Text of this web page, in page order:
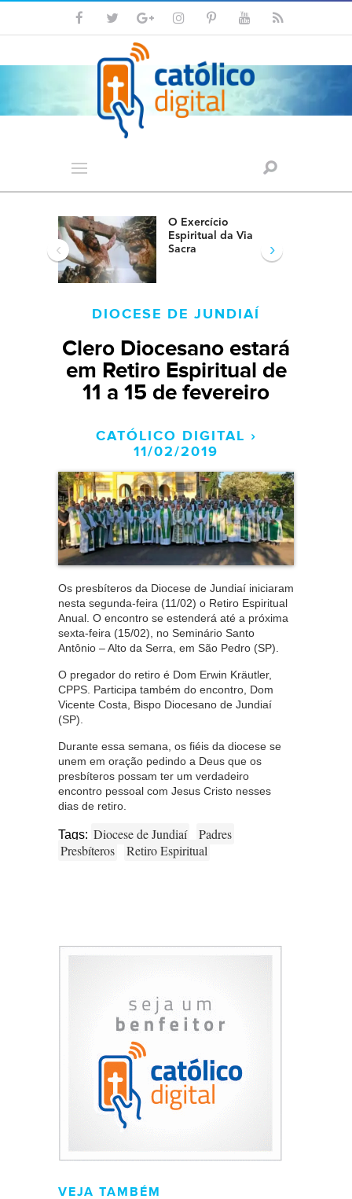
O Exercício
Espiritual da Via
Sacra
‹ ›
DIOCESE DE JUNDIAÍ
Clero Diocesano estará
em Retiro Espiritual de
11 a 15 de fevereiro
CATÓLICO DIGITAL ›
11/02/2019
Os presbíteros da Diocese de Jundiaí iniciaram
nesta segunda-feira (11/02) o Retiro Espiritual
Anual. O encontro se estenderá até a próxima
sexta-feira (15/02), no Seminário Santo
Antônio – Alto da Serra, em São Pedro (SP).
O pregador do retiro é Dom Erwin Kräutler,
CPPS. Participa também do encontro, Dom
Vicente Costa, Bispo Diocesano de Jundiaí
(SP).
Durante essa semana, os fiéis da diocese se
unem em oração pedindo a Deus que os
presbíteros possam ter um verdadeiro
encontro pessoal com Jesus Cristo nesses
dias de retiro.
Tags: Diocese de Jundiaí
Padres
Presbíteros
Retiro Espiritual
VEJA TAMBÉM